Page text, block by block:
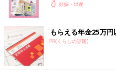
妊娠・出産
もらえる年金25万
PR(くらしの話題)